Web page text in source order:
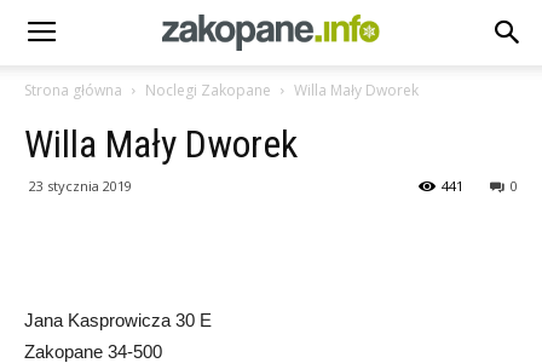
Strona główna Noclegi Zakopane Willa Mały Dworek
Willa Mały Dworek
23 stycznia 2019 0
441
Jana Kasprowicza 30 E
Zakopane 34-500